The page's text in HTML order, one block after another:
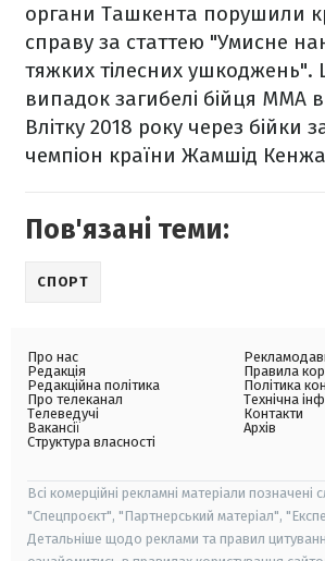
органи Ташкента порушили
справу за статтею "Умисне
тяжких тілесних ушкоджень".
випадок загибелі бійця ММА в
Влітку 2018 року через бійки
чемпіон країни Жамшід
Пов'язані теми:
СПОРТ
Про нас
Редакція
Редакційна політика
Про телеканал
Телеведучі
Вакансії
Структура власності
Правила
Політика
Технічна
Контакти
Архів
Всі комерційні рекламні матеріали позначені
"Спецпроєкт", "Партнерський матеріал",
Детальніше щодо реклами та правил